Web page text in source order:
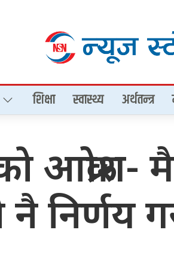
शिक्षा स्वास्थ्य अर्थतन्त्र
नै निर्णय